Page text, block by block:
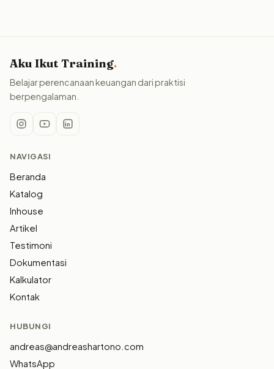
Aku Ikut Training.
Belajar perencanaan keuangan dari praktisi
berpengalaman.
NAVIGASI
Beranda
Katalog
Inhouse
Artikel
Testimoni
Dokumentasi
Kalkulator
Kontak
HUBUNGI
andreas@andreashartono.com
WhatsApp